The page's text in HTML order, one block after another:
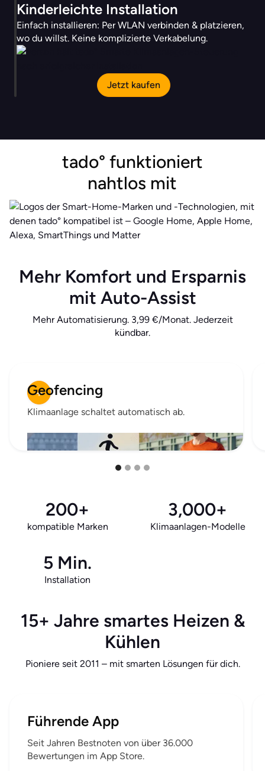
Kinderleichte Installation
Einfach installieren: Per WLAN verbinden & platzieren,
wo du willst. Keine komplizierte Verkabelung.
Jetzt kaufen
tado° funktioniert
nahtlos mit
Mehr Komfort und Ersparnis
mit Auto-Assist
Mehr Automatisierung. 3,99 €/Monat. Jederzeit
kündbar.
Geofencing
Klimaanlage schaltet automatisch ab.
+
200+
kompatible Marken
3,000+
Klimaanlagen-Modelle
5 Min.
Installation
15+ Jahre smartes Heizen &
Kühlen
Pioniere seit 2011 – mit smarten Lösungen für dich.
Führende App
Seit Jahren Bestnoten von über 36.000
Bewertungen im App Store.